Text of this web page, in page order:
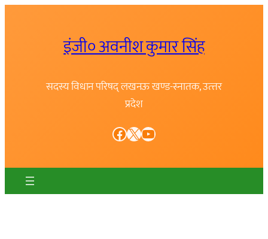
इंजी० अवनीश कुमार सिंह
सदस्य विधान परिषद् लखनऊ खण्ड-स्नातक, उत्त्तर
प्रदेश
Facebook X YouTube